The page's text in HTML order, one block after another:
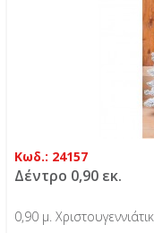
Κωδ.: 24157
Δέντρο 0,90 εκ.
0,90 μ.